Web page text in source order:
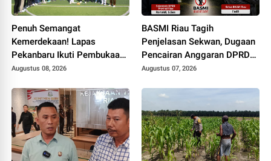
Penuh Semangat
Kemerdekaan! Lapas
Pekanbaru Ikuti Pembukaan
Pekan Olahraga Ditjenpas
Augustus 08, 2026
BASMI Riau Tagih
Penjelasan Sekwan, Dugaan
Pencairan Anggaran DPRD
Tanpa Prosedur Tuai
Augustus 07, 2026